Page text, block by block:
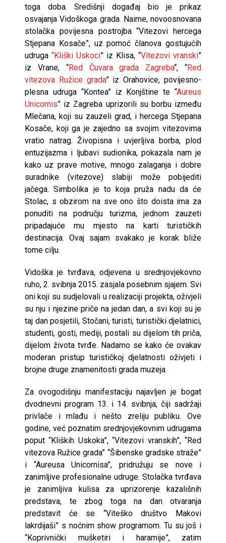
toga doba. Središnji događaj bio je prikaz
osvajanja Vidoškoga grada. Naime, novoosnovana
stolačka povijesna postrojba “Vitezovi hercega
Stjepana Kosače”, uz pomoć članova gostujućih
udruga “Kliški Uskoci” iz Klisa, “Vitezovi vranski”
iz Vrane, “Red Čuvara grada Zagreba“, “Red
vitezova Ružice grada” iz Orahovice, povijesno-
plesna udruga “Kontea” iz Konjštine te “Aureus
Unicornis” iz Zagreba uprizorili su borbu između
Mlečana, koji su zauzeli grad, i hercega Stjepana
Kosače, koji ga je zajedno sa svojim vitezovima
vratio natrag. Živopisna i uvjerljiva borba, plod
entuzijazma i ljubavi sudionika, pokazala nam je
kako uz prave motive, mnogo zalaganja i dobre
suradnike (vitezove) slabiji može pobijediti
jačega. Simbolika je to koja pruža nadu da će
Stolac, s obzirom na sve ono što doista ima za
ponuditi na području turizma, jednom zauzeti
pripadajuće mu mjesto na karti turističkih
destinacija. Ovaj sajam svakako je korak bliže
tome cilju.
Vidoška je tvrđava, odjevena u srednjovjekovno
ruho, 2. svibnja 2015. zasjala posebnim sjajem. Svi
oni koji su sudjelovali u realizaciji projekta, oživjeli
su nju i njezine priče na jedan dan, a svi koji su je
taj dan posjetili, Stočani, turisti, turistički djelatnici,
studenti, gosti, mediji, postali su dijelom tih priča,
dijelom života tvrđe. Nadamo se kako će ovakav
moderan pristup turističkoj djelatnosti oživjeti i
brojne druge znamenitosti grada muzeja.
Za ovogodišnju manifestaciju najavljen je bogat
dvodnevni program 13. i 14. svibnja, čiji sadržaji
privlače i mlađu i nešto zreliju publiku. Ove
godine, već poznatim srednjovjekovnim udrugama
poput “Kliških Uskoka”, “Vitezovi vranskih”, “Red
vitezova Ružice grada” “Šibenske gradske straže”
i “Aureusa Unicornisa”, pridružuju se nove i
zanimljive profesionalne udruge. Stolačka tvrđava
je zanimljiva kulisa za uprizorenje kazališnih
predstava, te zbog toga na dan otvaranja
predstavit će se “Viteško društvo Makovi
lakrdijaši” s noćnim show programom. Tu su još i
“Koprivnički mušketiri i haramije”, zatim